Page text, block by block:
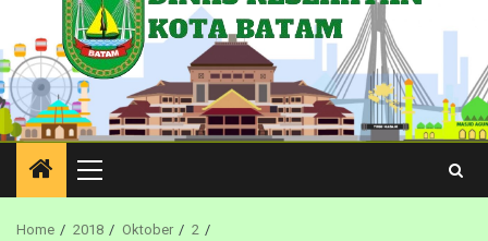
Primary
Menu
Home 2018 Oktober
2